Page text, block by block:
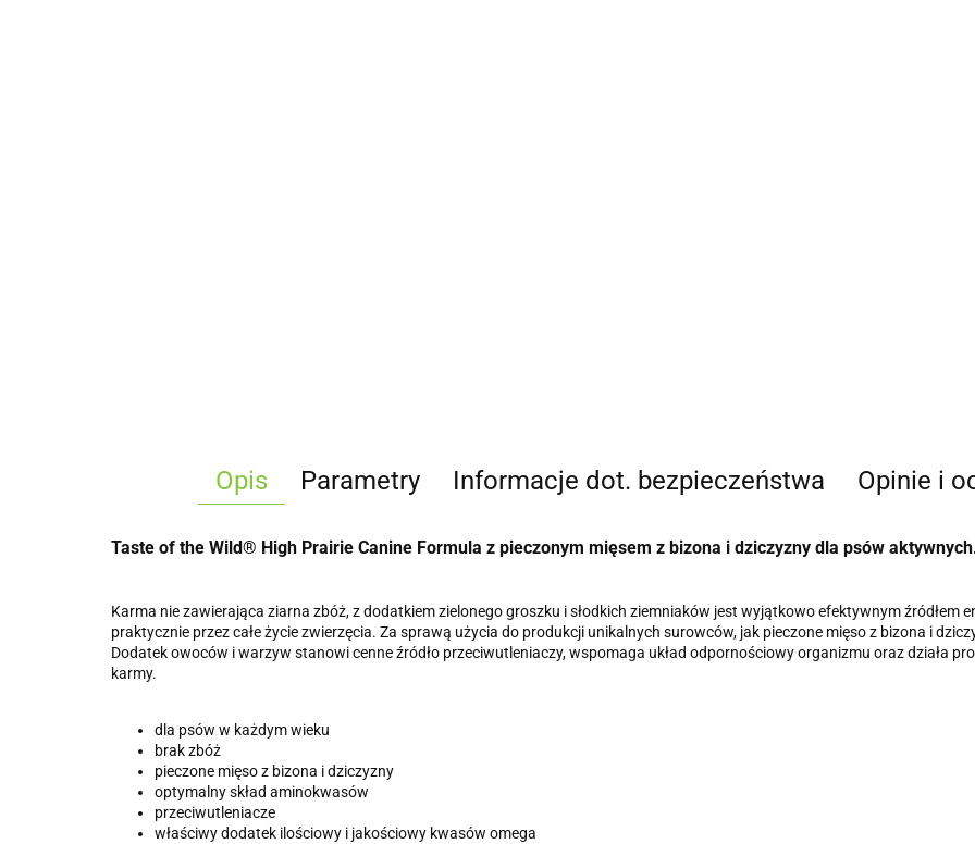
Opis Parametry Informacje dot. bezpieczeństwa Opinie i
Taste of the Wild® High Prairie Canine Formula z pieczonym mięsem z bizona i dziczyzny dla psów
Karma nie zawierająca ziarna zbóż, z dodatkiem zielonego groszku i słodkich ziemniaków jest wyjątkowo efektywnym źródłem
praktycznie przez całe życie zwierzęcia. Za sprawą użycia do produkcji unikalnych surowców, jak pieczone mięso z bizona i
Dodatek owoców i warzyw stanowi cenne źródło przeciwutleniaczy, wspomaga układ odpornościowy organizmu oraz działa
karmy.
dla psów w każdym wieku
brak zbóż
pieczone mięso z bizona i dziczyzny
optymalny skład aminokwasów
przeciwutleniacze
właściwy dodatek ilościowy i jakościowy kwasów omega